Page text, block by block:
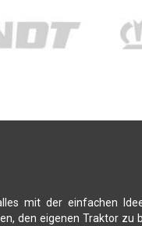
mit der einfachen
den eigenen Traktor